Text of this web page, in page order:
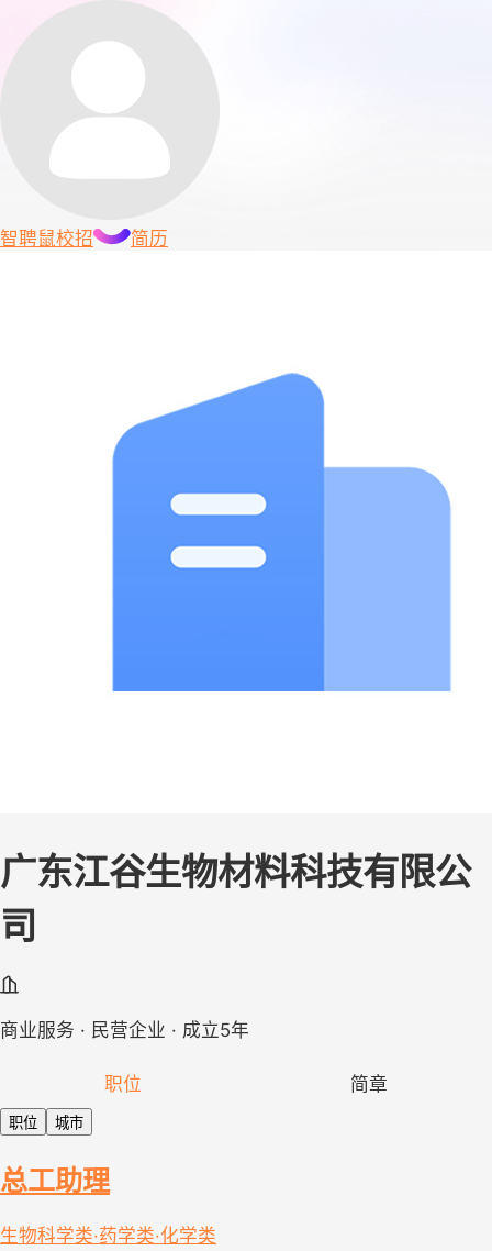
智聘鼠校招 简历
广东江谷生物材料科技有限公
司
商业服务 · 民营企业 · 成立5年
职位 简章
职位 城市
总工助理
生物科学类·药学类·化学类